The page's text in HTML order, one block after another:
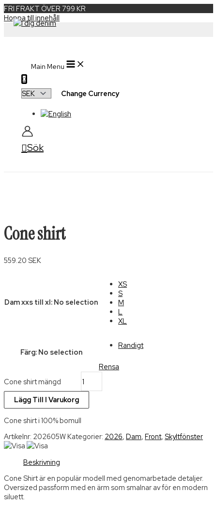
FRI FRAKT ÖVER 799 KR
Hoppa till innehåll
Main Menu
0
Change Currency
Sök
Cone shirt
559.20 SEK
Dam xxs till xl: No selection
XS
S
M
L
XL
Färg: No selection
Randigt
Rensa
Cone shirt mängd
Lägg Till I Varukorg
Cone shirt i 100% bomull
Artikelnr: 202605WKategorier: 2026, Dam, Front, Skyltfönster
Beskrivning
Cone Shirt är en populär modell med genomarbetade detaljer.
Oversized passform med en ärm som smalnar av för en modern
siluett.